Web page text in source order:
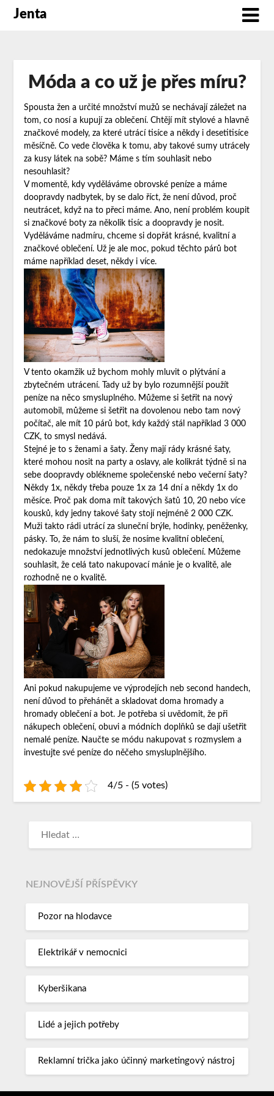
Jenta
Móda a co už je přes míru?
Spousta žen a určité množství mužů se nechávají záležet na
tom, co nosí a kupují za oblečení. Chtějí mít stylové a hlavně
značkové modely, za které utrácí tisíce a někdy i desetitisíce
měsíčně. Co vede člověka k tomu, aby takové sumy utrácely
za kusy látek na sobě? Máme s tím souhlasit nebo
nesouhlasit?
V momentě, kdy vyděláváme obrovské peníze a máme
doopravdy nadbytek, by se dalo říct, že není důvod, proč
neutrácet, když na to přeci máme. Ano, není problém koupit
si značkové boty za několik tisíc a doopravdy je nosit.
Vyděláváme nadmíru, chceme si dopřát krásné, kvalitní a
značkové oblečení. Už je ale moc, pokud těchto párů bot
máme například deset, někdy i více.
V tento okamžik už bychom mohly mluvit o plýtvání a
zbytečném utrácení. Tady už by bylo rozumnější použít
peníze na něco smysluplného. Můžeme si šetřit na nový
automobil, můžeme si šetřit na dovolenou nebo tam nový
počítač, ale mít 10 párů bot, kdy každý stál například 3 000
CZK, to smysl nedává.
Stejné je to s ženami a šaty. Ženy mají rády krásné šaty,
které mohou nosit na party a oslavy, ale kolikrát týdně si na
sebe doopravdy oblékneme společenské nebo večerní šaty?
Někdy 1x, někdy třeba pouze 1x za 14 dní a někdy 1x do
měsíce. Proč pak doma mít takových šatů 10, 20 nebo více
kousků, kdy jedny takové šaty stojí nejméně 2 000 CZK.
Muži takto rádi utrácí za sluneční brýle, hodinky, peněženky,
pásky. To, že nám to sluší, že nosíme kvalitní oblečení,
nedokazuje množství jednotlivých kusů oblečení. Můžeme
souhlasit, že celá tato nakupovací mánie je o kvalitě, ale
rozhodně ne o kvalitě.
Ani pokud nakupujeme ve výprodejích neb second handech,
není důvod to přehánět a skladovat doma hromady a
hromady oblečení a bot. Je potřeba si uvědomit, že při
nákupech oblečení, obuvi a módních doplňků se dají ušetřit
nemalé peníze. Naučte se módu nakupovat s rozmyslem a
investujte své peníze do něčeho smysluplnějšího.
4/5 - (5 votes)
NEJNOVĚJŠÍ PŘÍSPĚVKY
Pozor na hlodavce
Elektrikář v nemocnici
Kyberšikana
Lidé a jejich potřeby
Reklamní trička jako účinný marketingový nástroj